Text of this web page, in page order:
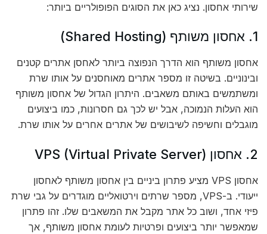
שירותי אחסון. נציג כאן את הסוגים הפופולריים ביותר:
1. אחסון משותף (Shared Hosting)
אחסון משותף הוא הדרך הנפוצה ביותר לאחסן אתרים קטנים
ובינוניים. בשיטה זו מספר אתרים מאוחסנים על אותו שרת
ומשתמשים באותם משאבים. היתרון הגדול של אחסון משותף
הוא העלות הנמוכה, אבל יש לכך גם חסרונות, כמו ביצועים
מוגבלים וחשיפה לשיבושים של אתרים אחרים על אותו שרת.
2. אחסון VPS (Virtual Private Server)
אחסון VPS מציע פתרון ביניים בין אחסון משותף לאחסון
ייעודי. ב-VPS, מספר שרתים וירטואליים מוגדרים על גבי שרת
פיזי אחד, ושוב כל אתר מקבל את המשאבים שלו. זהו פתרון
שמאפשר יותר ביצועים ופרטיות לעומת אחסון משותף, אך